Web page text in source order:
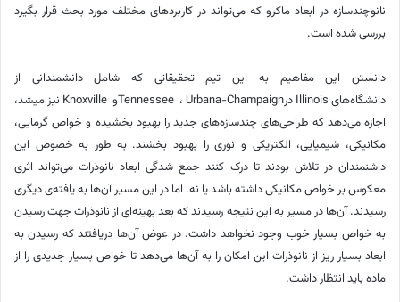
نانوچندسازه در ابعاد ماکرو که می‌تواند در کاربردهای مختلف مورد بحث قرار بگیرد
بررسی شده است.
دانستن این مفاهیم به این تیم تحقیقاتی که شامل دانشمندانی از
دانشگاه‌های Illinois درUrbana-Champaign ، Tennesseeو Knoxville نیز میشد،
اجازه می‌دهد که طراحی‌های چندسازه‌های جدید را بهبود بخشیده و خواص گرمایی،
مکانیکی، شیمیایی، الکتریکی و نوری را بهبود بخشند. به طور به خصوص این
داشنمندان در تلاش بودند تا درک کنند جمع شدگی ابعاد نانوذرات می‌تواند اثری
معکوس بر خواص مکانیکی داشته باشد یا نه. اما در این مسیر آن‌ها به یافته‌ی دیگری
رسیدند. آن‌ها در مسیر به این نتیجه رسیدند که بعد بهینه‌ای از نانوذرات جهت رسیدن
به خواص بسیار خوب وجود نخواهد داشت. در عوض آن‌ها دریافتند که رسیدن به
ابعاد بسیار ریز از نانوذرات این امکان را به آن‌ها می‌دهد تا خواص بسیار جدیدی را از
ماده باید انتظار داشت.